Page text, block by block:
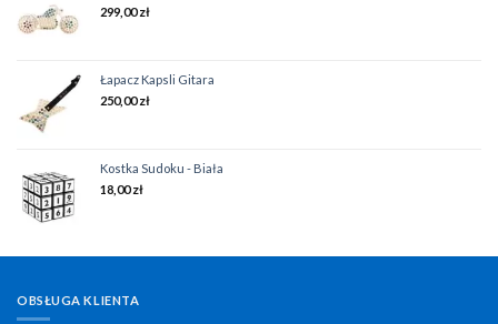
299,00zł
Łapacz Kapsli Gitara
250,00zł
Kostka Sudoku - Biała
18,00zł
OBSŁUGA KLIENTA